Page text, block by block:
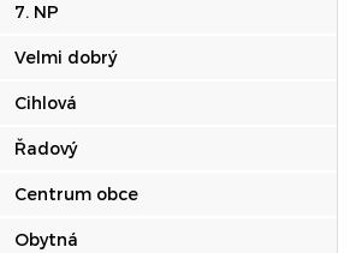
7. NP
Velmi dobrý
Cihlová
Řadový
Centrum obce
Obytná